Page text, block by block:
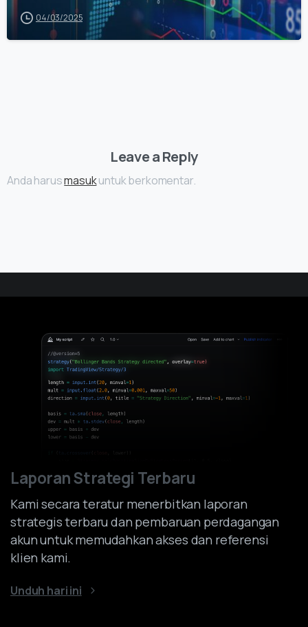
04/03/2025
Leave a Reply
Anda harusmasukuntuk berkomentar.
Laporan Strategi Terbaru
Kami secara teratur menerbitkan laporan
strategis terbaru dan pembaruan perdagangan
akun untuk memudahkan akses dan referensi
klien kami.
Unduh hari ini